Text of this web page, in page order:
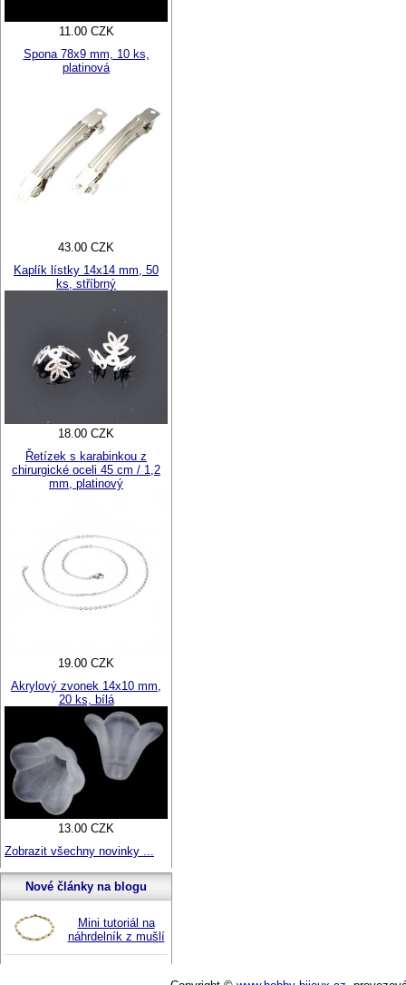
11.00 CZK
Spona 78x9 mm, 10 ks,
platinová
43.00 CZK
Kaplík lístky 14x14 mm, 50
ks, stříbrný
18.00 CZK
Řetízek s karabinkou z
chirurgické oceli 45 cm / 1,2
mm, platinový
19.00 CZK
Akrylový zvonek 14x10 mm,
20 ks, bílá
13.00 CZK
Zobrazit všechny novinky ...
Nové články na blogu
Mini tutoriál na
náhrdelník z mušlí